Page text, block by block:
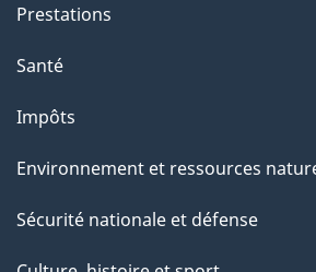
Prestations
Santé
Impôts
Environnement et ressources
Sécurité nationale et défense